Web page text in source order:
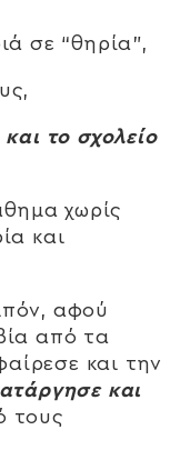
σε “θηρία”,
το σχολείο
χωρίς
και
αφού
από τα
και την
και
τους